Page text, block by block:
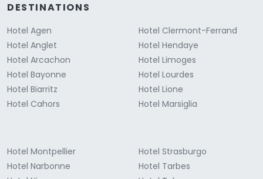
DESTINATIONS
Hotel Agen
Hotel Anglet
Hotel Arcachon
Hotel Bayonne
Hotel Biarritz
Hotel Cahors
Hotel Clermont-Ferrand
Hotel Hendaye
Hotel Limoges
Hotel Lourdes
Hotel Lione
Hotel Marsiglia
Hotel Montpellier
Hotel Narbonne
Hotel Strasburgo
Hotel Tarbes